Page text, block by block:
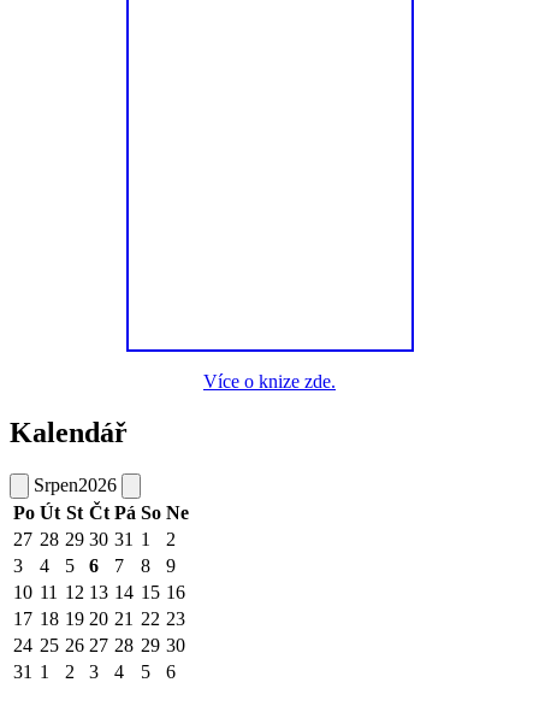
Více o knize zde.
Kalendář
Srpen2026
Po Út St Čt Pá So Ne
27 28 29 30 31 1
2
3
4 5 6 7 8
9
10 11 12 13 14 15 16
17 18 19 20 21 22 23
24 25 26 27 28 29 30
31 1 2 3 4 5 6